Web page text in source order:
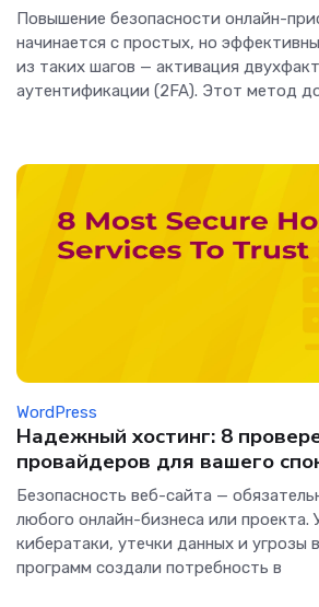
Повышение безопасности онлайн-
начинается с простых, но
из таких шагов — активация
аутентификации (2FA). Этот метод
WordPress
Надежный хостинг: 8
провайдеров для вашего
Безопасность веб-сайта —
любого онлайн-бизнеса или проекта.
кибератаки, утечки данных и угрозы
программ создали потребность в